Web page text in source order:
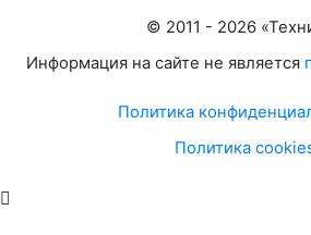
© 2011 - 2026 «
Информация на сайте не является
Политика
Политика